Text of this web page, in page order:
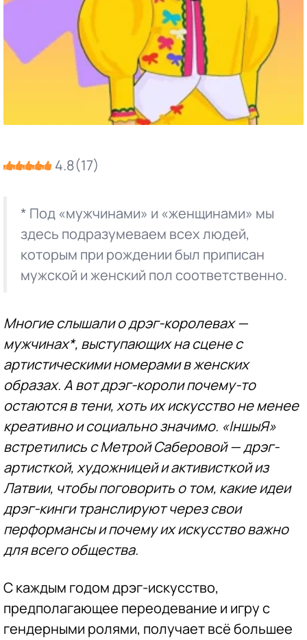
4.8(17)
* Под «мужчинами» и «женщинами» мы
здесь подразумеваем всех людей,
которым при рождении был приписан
мужской и женский пол соответственно.
Многие слышали о дрэг-королевах —
мужчинах*, выступающих на сцене с
артистическими номерами в женских
образах. А вот дрэг-короли почему-то
остаются в тени, хоть их искусство не менее
креативно и социально значимо. «ІншыЯ»
встретились с Метрой Саберовой — дрэг-
артисткой, художницей и активисткой из
Латвии, чтобы поговорить о том, какие идеи
дрэг-кинги транслируют через свои
перформансы и почему их искусство важно
для всего общества.
С каждым годом дрэг-искусство,
предполагающее переодевание и игру с
гендерными ролями, получает всё большее